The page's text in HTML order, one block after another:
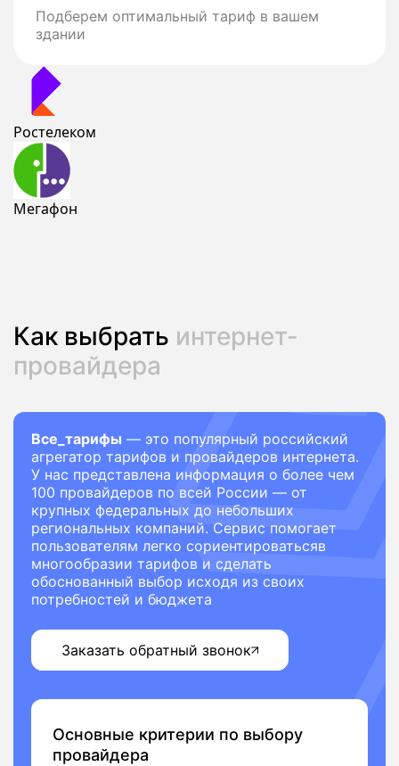
Подберем оптимальный тариф в вашем
здании
Ростелеком
Мегафон
Как выбрать интернет-
провайдера
Все_тарифы — это популярный российский
агрегатор тарифов и провайдеров интернета.
У нас представлена информация о более чем
100 провайдеров по всей России — от
крупных федеральных до небольших
региональных компаний. Сервис помогает
пользователям легко сориентироватьсяв
многообразии тарифов и сделать
обоснованный выбор исходя из своих
потребностей и бюджета
Заказать обратный звонок
Основные критерии по выбору
провайдера